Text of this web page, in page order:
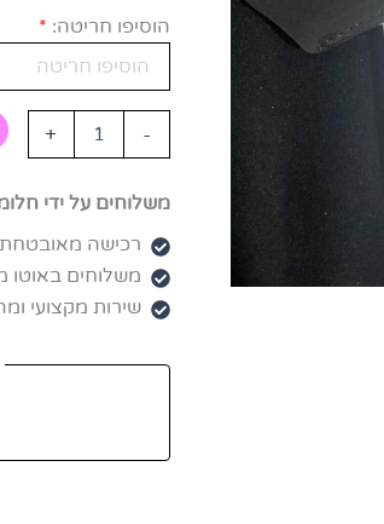
הוסיפו חריטה: *
-
+
משלוחים על ידי
רכישה מאובטחת
משלוחים באוטו
שירות מקצועי